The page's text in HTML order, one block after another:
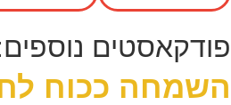
פודקאסטים
השמחה ככוח